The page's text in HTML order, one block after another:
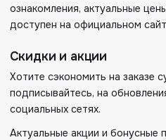
ознакомления, актуальные
доступен на официальном
Скидки и акции
Хотите сэкономить на заказе
подписывайтесь, на
социальных сетях.
Актуальные акции и бонусные